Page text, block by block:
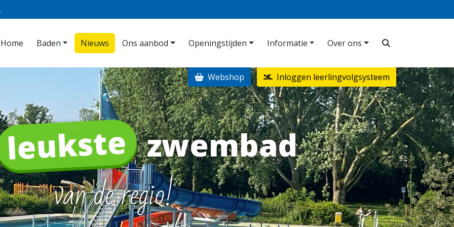
Home Baden Nieuws Ons aanbod Openingstijden Informatie Over ons
Webshop Inloggen leerlingvolgsysteem
leukste zwembad
van de regio!